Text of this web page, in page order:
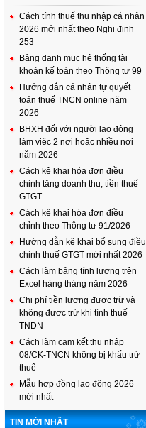
Cách tính thuế thu nhập cá nhân
2026 mới nhất theo Nghị định
253
Bảng danh mục hệ thống tài
khoản kế toán theo Thông tư 99
Hướng dẫn cá nhân tự quyết
toán thuế TNCN online năm
2026
BHXH đối với người lao động
làm việc 2 nơi hoặc nhiều nơi
năm 2026
Cách kê khai hóa đơn điều
chỉnh tăng doanh thu, tiền thuế
GTGT
Cách kê khai hóa đơn điều
chỉnh theo Thông tư 91/2026
Hướng dẫn kê khai bổ sung điều
chỉnh thuế GTGT mới nhất 2026
Cách làm bảng tính lương trên
Excel hàng tháng năm 2026
Chi phí tiền lương được trừ và
không được trừ khi tính thuế
TNDN
Cách làm cam kết thu nhập
08/CK-TNCN không bị khấu trừ
thuế
Mẫu hợp đồng lao động 2026
mới nhất
TIN MỚI NHẤT